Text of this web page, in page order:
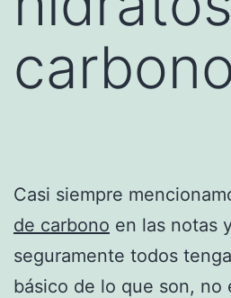
Casi siempre
de carbono en las notas
seguramente todos
básico de lo que son, no